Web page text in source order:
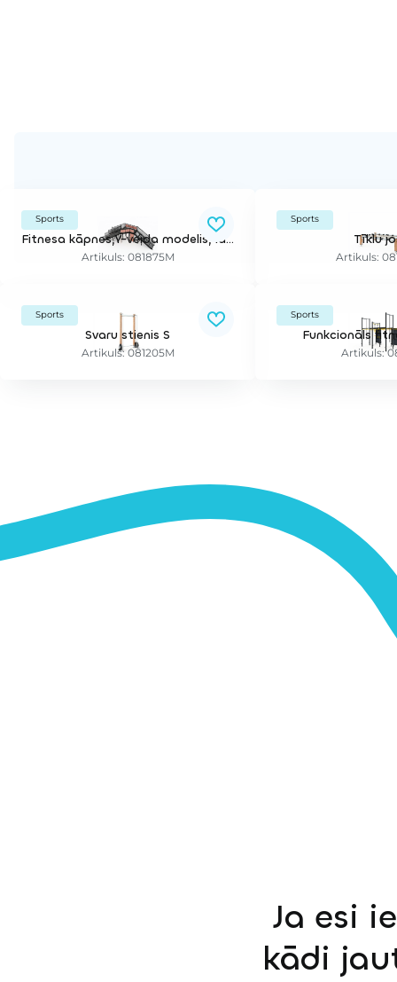
Sports
Fitnesa kāpnes,Y-veida modelis, labās puses versija
Artikuls: 081875M
Sports
Tīklu
Artikuls:
Sports
Svaru stienis S
Artikuls: 081205M
Sports
Funkcionāls
Artikuls:
Ja esi
kādi